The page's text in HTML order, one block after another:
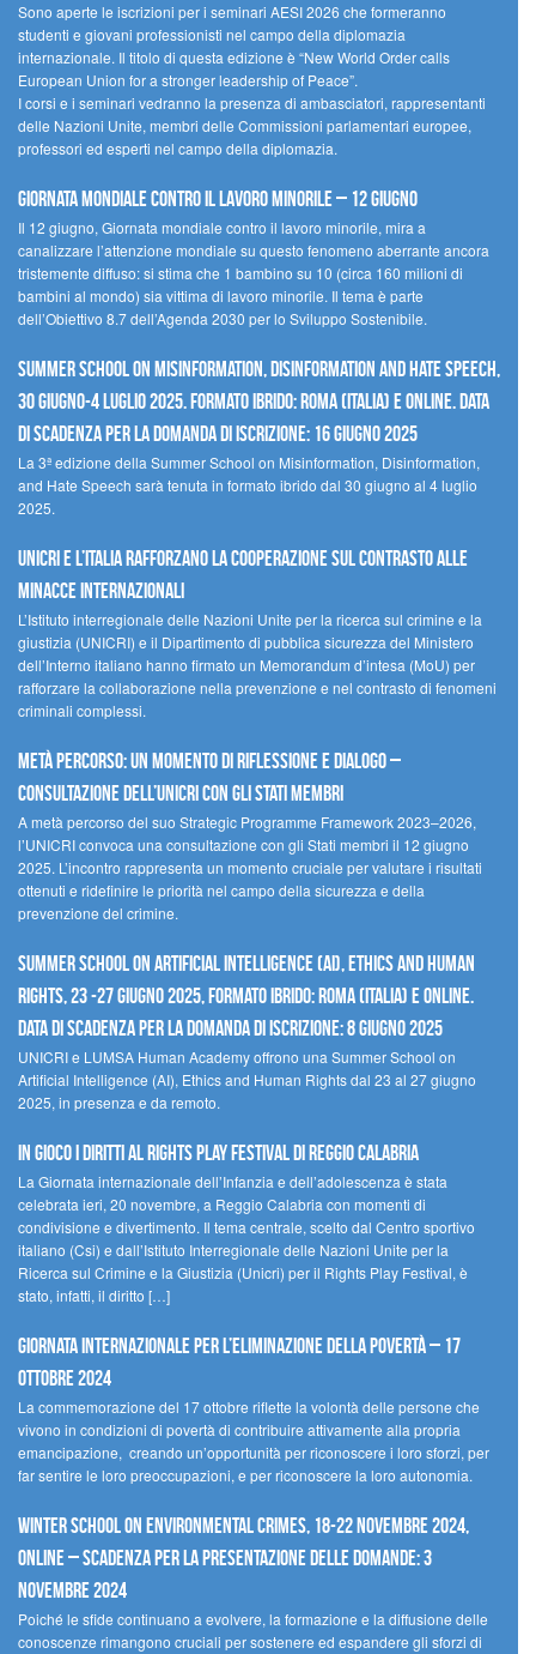
Sono aperte le iscrizioni per i seminari AESI 2026 che formeranno
studenti e giovani professionisti nel campo della diplomazia
internazionale. Il titolo di questa edizione è “New World Order calls
European Union for a stronger leadership of Peace”.
I corsi e i seminari vedranno la presenza di ambasciatori, rappresentanti
delle Nazioni Unite, membri delle Commissioni parlamentari europee,
professori ed esperti nel campo della diplomazia.
Giornata mondiale contro il lavoro minorile – 12 giugno
Il 12 giugno, Giornata mondiale contro il lavoro minorile, mira a
canalizzare l’attenzione mondiale su questo fenomeno aberrante ancora
tristemente diffuso: si stima che 1 bambino su 10 (circa 160 milioni di
bambini al mondo) sia vittima di lavoro minorile. Il tema è parte
dell’Obiettivo 8.7 dell’Agenda 2030 per lo Sviluppo Sostenibile.
Summer School on Misinformation, Disinformation and Hate Speech,
30 giugno-4 luglio 2025. Formato ibrido: Roma (Italia) e online. Data
di scadenza per la domanda di iscrizione: 16 giugno 2025
La 3ª edizione della Summer School on Misinformation, Disinformation,
and Hate Speech sarà tenuta in formato ibrido dal 30 giugno al 4 luglio
2025.
UNICRI e l’Italia rafforzano la cooperazione sul contrasto alle
minacce internazionali
L’Istituto interregionale delle Nazioni Unite per la ricerca sul crimine e la
giustizia (UNICRI) e il Dipartimento di pubblica sicurezza del Ministero
dell’Interno italiano hanno firmato un Memorandum d’intesa (MoU) per
rafforzare la collaborazione nella prevenzione e nel contrasto di fenomeni
criminali complessi.
Metà percorso: un momento di riflessione e dialogo –
Consultazione dell’UNICRI con gli Stati membri
A metà percorso del suo Strategic Programme Framework 2023–2026,
l’UNICRI convoca una consultazione con gli Stati membri il 12 giugno
2025. L’incontro rappresenta un momento cruciale per valutare i risultati
ottenuti e ridefinire le priorità nel campo della sicurezza e della
prevenzione del crimine.
Summer School on Artificial Intelligence (AI), Ethics and Human
Rights, 23 -27 giugno 2025, Formato Ibrido: Roma (Italia) e online.
Data di scadenza per la domanda di iscrizione: 8 giugno 2025
UNICRI e LUMSA Human Academy offrono una Summer School on
Artificial Intelligence (AI), Ethics and Human Rights dal 23 al 27 giugno
2025, in presenza e da remoto.
In gioco i diritti al Rights Play Festival di Reggio Calabria
La Giornata internazionale dell’Infanzia e dell’adolescenza è stata
celebrata ieri, 20 novembre, a Reggio Calabria con momenti di
condivisione e divertimento. Il tema centrale, scelto dal Centro sportivo
italiano (Csi) e dall’Istituto Interregionale delle Nazioni Unite per la
Ricerca sul Crimine e la Giustizia (Unicri) per il Rights Play Festival, è
stato, infatti, il diritto […]
Giornata internazionale per l’eliminazione della povertà – 17
ottobre 2024
La commemorazione del 17 ottobre riflette la volontà delle persone che
vivono in condizioni di povertà di contribuire attivamente alla propria
emancipazione, creando un’opportunità per riconoscere i loro sforzi, per
far sentire le loro preoccupazioni, e per riconoscere la loro autonomia.
Winter School on Environmental Crimes, 18-22 novembre 2024,
Online – Scadenza per la presentazione delle domande: 3
novembre 2024
Poiché le sfide continuano a evolvere, la formazione e la diffusione delle
conoscenze rimangono cruciali per sostenere ed espandere gli sforzi di